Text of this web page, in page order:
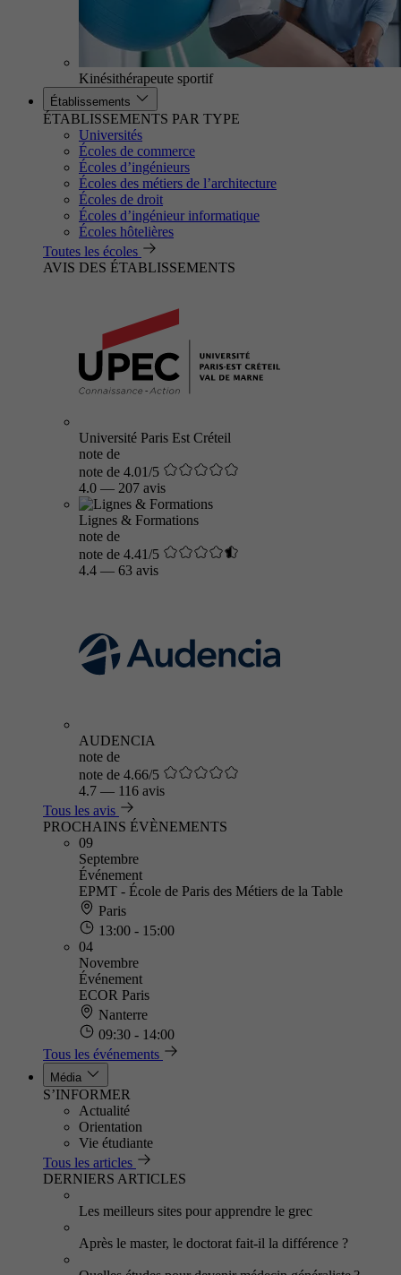
Kinésithérapeute sportif
Établissements
ÉTABLISSEMENTS PAR TYPE
Universités
Écoles de commerce
Écoles d’ingénieurs
Écoles des métiers de l’architecture
Écoles de droit
Écoles d’ingénieur informatique
Écoles hôtelières
Toutes les écoles
AVIS DES ÉTABLISSEMENTS
Université Paris Est Créteil
note de
note de 4.01/5
4.0 — 207 avis
Lignes & Formations
note de
note de 4.41/5
4.4 — 63 avis
AUDENCIA
note de
note de 4.66/5
4.7 — 116 avis
Tous les avis
PROCHAINS ÉVÈNEMENTS
09
Septembre
Événement
EPMT - École de Paris des Métiers de la Table
Paris
13:00 - 15:00
04
Novembre
Événement
ECOR Paris
Nanterre
09:30 - 14:00
Tous les événements
Média
S’INFORMER
Actualité
Orientation
Vie étudiante
Tous les articles
DERNIERS ARTICLES
Les meilleurs sites pour apprendre le grec
Après le master, le doctorat fait-il la différence ?